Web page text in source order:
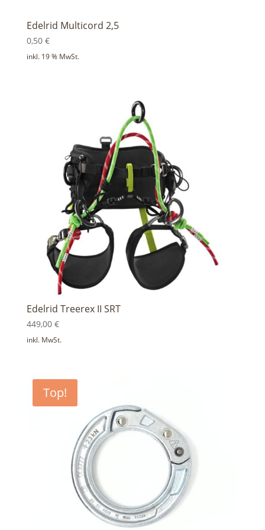
Edelrid Multicord 2,5
0,50 €
inkl. 19 % MwSt.
Edelrid Treerex II SRT
449,00 €
inkl. MwSt.
gravierbar
Top!